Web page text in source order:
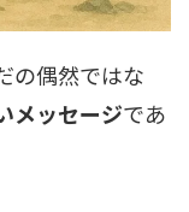
の偶然ではな
メッセージであ